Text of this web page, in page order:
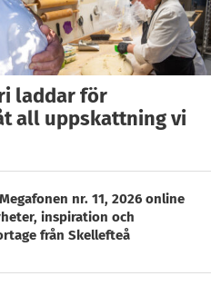
laddar för
all uppskattning vi
nr. 11, 2026 online
inspiration och
från Skellefteå